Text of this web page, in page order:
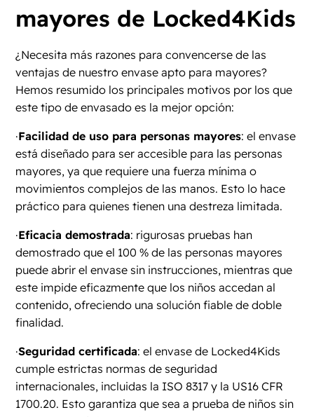
mayores de Locked4Kids
¿Necesita más razones para convencerse de las
ventajas de nuestro envase apto para mayores?
Hemos resumido los principales motivos por los que
este tipo de envasado es la mejor opción:
·Facilidad de uso para personas mayores: el envase
está diseñado para ser accesible para las personas
mayores, ya que requiere una fuerza mínima o
movimientos complejos de las manos. Esto lo hace
práctico para quienes tienen una destreza limitada.
·Eficacia demostrada: rigurosas pruebas han
demostrado que el 100 % de las personas mayores
puede abrir el envase sin instrucciones, mientras que
este impide eficazmente que los niños accedan al
contenido, ofreciendo una solución fiable de doble
finalidad.
·Seguridad certificada: el envase de Locked4Kids
cumple estrictas normas de seguridad
internacionales, incluidas la ISO 8317 y la US16 CFR
1700.20. Esto garantiza que sea a prueba de niños sin